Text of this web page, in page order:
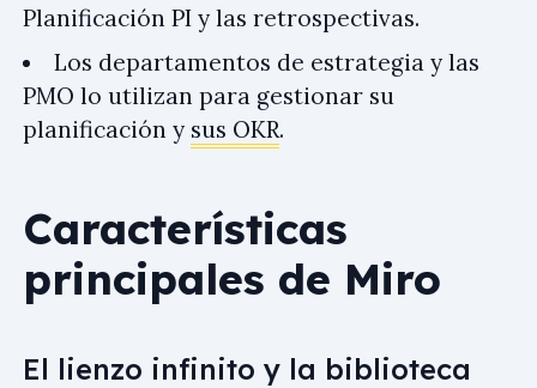
Planificación PI y las retrospectivas.
Los departamentos de estrategia y las
PMO lo utilizan para gestionar su
planificación y sus OKR.
Características
principales de Miro
El lienzo infinito y la biblioteca